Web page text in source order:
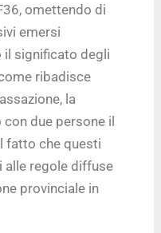
omettendo di
emersi
il significato degli
ribadisce
la
con due persone il
fatto che questi
alle regole diffuse
provinciale in